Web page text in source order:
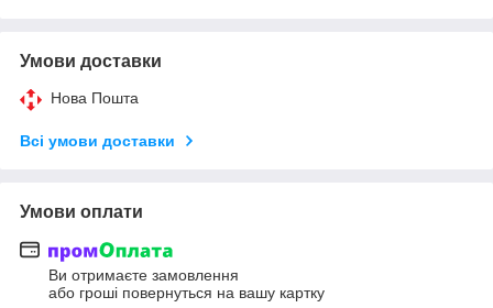
Умови доставки
Нова Пошта
Всі умови доставки
Умови оплати
Ви отримаєте замовлення
або гроші повернуться на вашу картку